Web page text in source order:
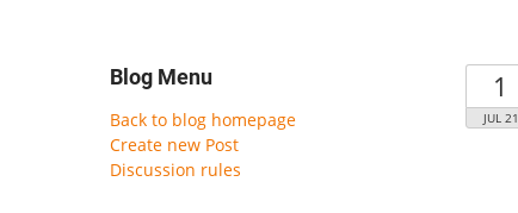
Blog Menu
Back to blog homepage
Create new Post
Discussion rules
1
JUL 21